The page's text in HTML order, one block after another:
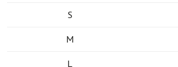
S
M
L